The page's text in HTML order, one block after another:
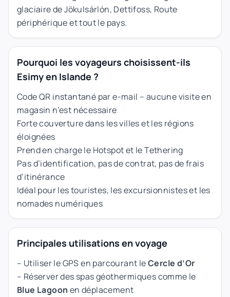
glaciaire de Jökulsárlón, Dettifoss, Route
périphérique et tout le pays.
Pourquoi les voyageurs choisissent-ils
Esimy en Islande ?
Code QR instantané par e-mail – aucune visite en
magasin n’est nécessaire
Forte couverture dans les villes et les régions
éloignées
Prend en charge le Hotspot et le Tethering
Pas d’identification, pas de contrat, pas de frais
d’itinérance
Idéal pour les touristes, les excursionnistes et les
nomades numériques
Principales utilisations en voyage
– Utiliser le GPS en parcourant leCercle d’Or
– Réserver des spas géothermiques comme le
Blue Lagoon en déplacement